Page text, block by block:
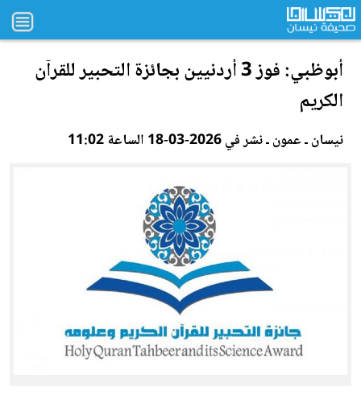
أبوظبي: فوز 3 أردنيين بجائزة التحبير للقرآن
الكريم
نيسان ـ عمون ـ نشر في 2026-03-18 الساعة 11:02